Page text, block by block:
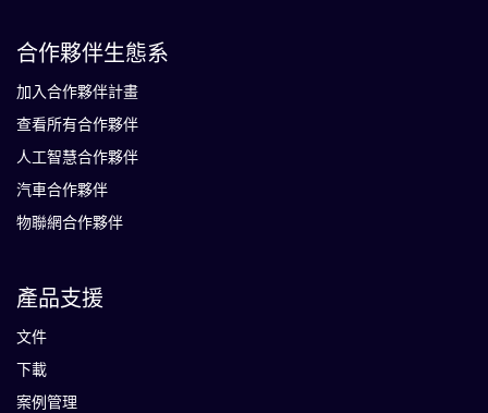
合作夥伴生態系
加入合作夥伴計畫
查看所有合作夥伴
人工智慧合作夥伴
汽車合作夥伴
物聯網合作夥伴
產品支援
文件
下載
案例管理